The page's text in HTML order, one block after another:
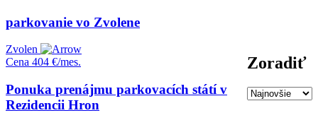
Zoradiť
parkovanie vo Zvolene
Zvolen
Cena 404 €/mes.
Ponuka prenájmu parkovacích státí v
Rezidencii Hron